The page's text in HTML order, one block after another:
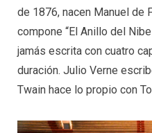
de 1876, nacen Manuel de
compone “El Anillo del
jamás escrita con cuatro
duración. Julio Verne
Twain hace lo propio con